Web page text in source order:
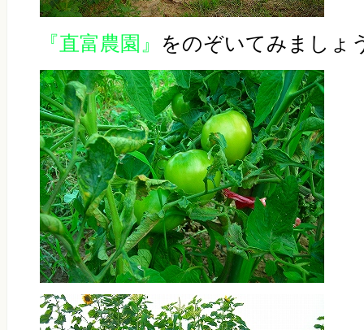
『直富農園』 をのぞいてみましょ